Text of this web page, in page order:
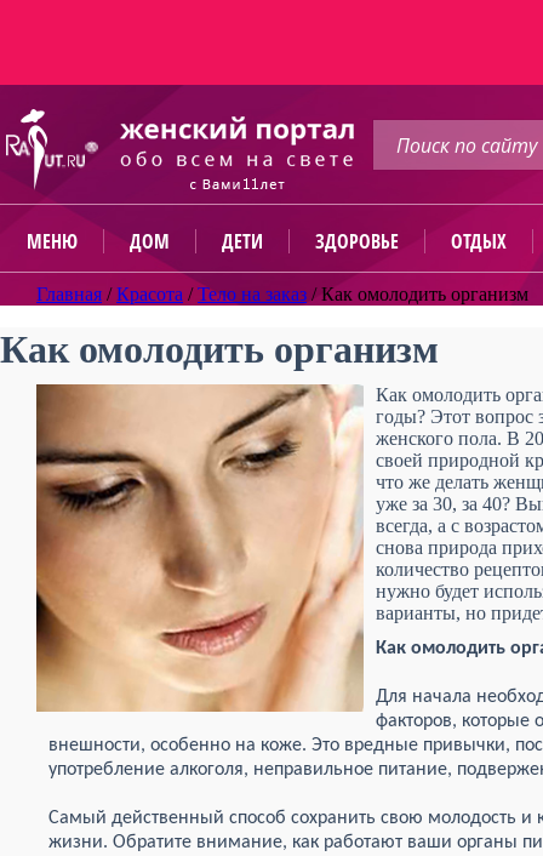
МЕНЮ ДОМ ДЕТИ ЗДОРОВЬЕ ОТДЫХ
Главная /Красота /Тело на заказ /Как омолодить организм
Как омолодить организм
Как омолодить
годы? Этот вопрос
женского пола. В
своей природной
что же делать
уже за 30, за 40?
всегда, а с
снова природа
количество
нужно будет
варианты, но
Как омолодить
Для начала
факторов, которые
внешности, особенно на коже. Это вредные привычки,
употребление алкоголя, неправильное питание,
Самый действенный способ сохранить свою молодость и
жизни. Обратите внимание, как работают ваши органы